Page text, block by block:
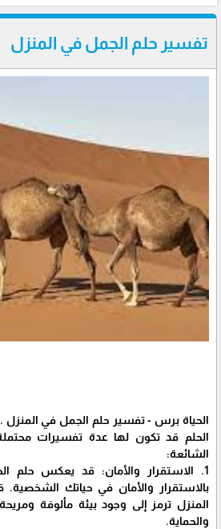
تفسير حلم الجمل في المنزل
الحياة برس - تفسير حلم الجمل في
الحلم قد تكون لها عدة تفسيرات
الشائعة:
1. الاستقرار والأمان: قد يعكس حلم
بالاستقرار والأمان في حياتك
المنزل ترمز إلى وجود بيئة مألوفة
والحماية.